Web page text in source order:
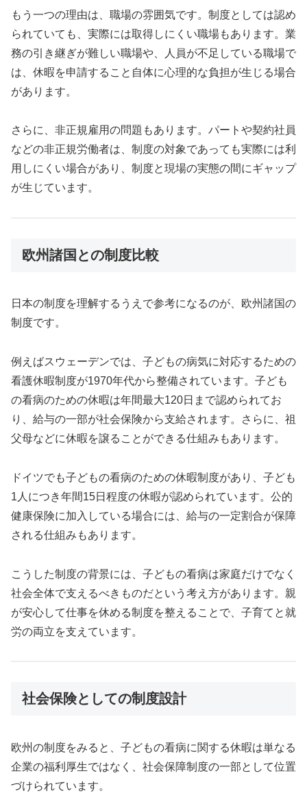
もう一つの理由は、職場の雰囲気です。制度としては認め
られていても、実際には取得しにくい職場もあります。業
務の引き継ぎが難しい職場や、人員が不足している職場で
は、休暇を申請すること自体に心理的な負担が生じる場合
があります。
さらに、非正規雇用の問題もあります。パートや契約社員
などの非正規労働者は、制度の対象であっても実際には利
用しにくい場合があり、制度と現場の実態の間にギャップ
が生じています。
欧州諸国との制度比較
日本の制度を理解するうえで参考になるのが、欧州諸国の
制度です。
例えばスウェーデンでは、子どもの病気に対応するための
看護休暇制度が1970年代から整備されています。子ども
の看病のための休暇は年間最大120日まで認められてお
り、給与の一部が社会保険から支給されます。さらに、祖
父母などに休暇を譲ることができる仕組みもあります。
ドイツでも子どもの看病のための休暇制度があり、子ども
1人につき年間15日程度の休暇が認められています。公的
健康保険に加入している場合には、給与の一定割合が保障
される仕組みもあります。
こうした制度の背景には、子どもの看病は家庭だけでなく
社会全体で支えるべきものだという考え方があります。親
が安心して仕事を休める制度を整えることで、子育てと就
労の両立を支えています。
社会保険としての制度設計
欧州の制度をみると、子どもの看病に関する休暇は単なる
企業の福利厚生ではなく、社会保障制度の一部として位置
づけられています。